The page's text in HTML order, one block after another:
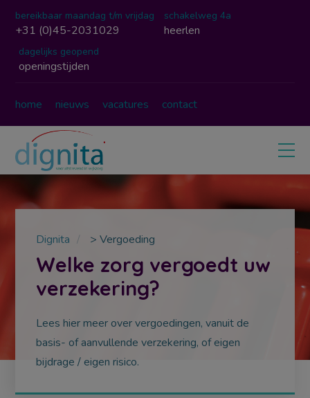
bereikbaar maandag t/m vrijdag
+31 (0)45-2031029
schakelweg 4a
heerlen
dagelijks geopend
openingstijden
home nieuws vacatures contact
Dignita >Vergoeding
Welke zorg vergoedt uw
verzekering?
Lees hier meer over vergoedingen, vanuit de
basis- of aanvullende verzekering, of eigen
bijdrage / eigen risico.
modal-check